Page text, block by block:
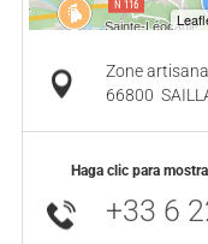
Zone
66800
Haga clic para
+33 6